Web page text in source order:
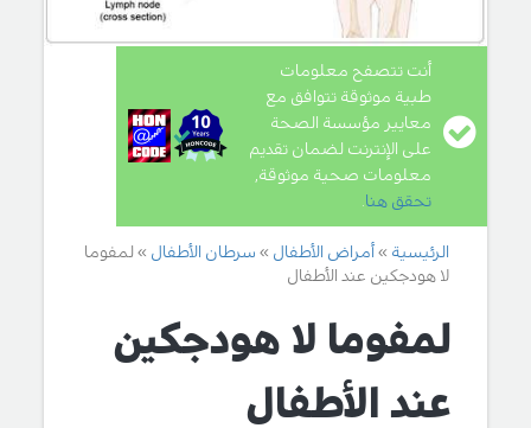
أنت تتصفح معلومات
طبية موثوقة تتوافق مع
معايير مؤسسة الصحة
على الإنترنت لضمان تقديم
معلومات صحية موثوقة,
تحقق هنا.
الرئيسية أمراض الأطفال سرطان الأطفال
لمفوما
لا هودجكين عند الأطفال
لمفوما لا هودجكين
عند الأطفال